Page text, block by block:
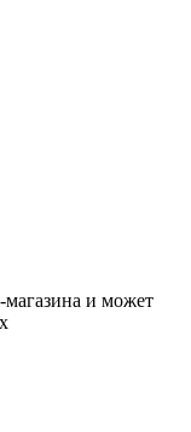
магазина и может